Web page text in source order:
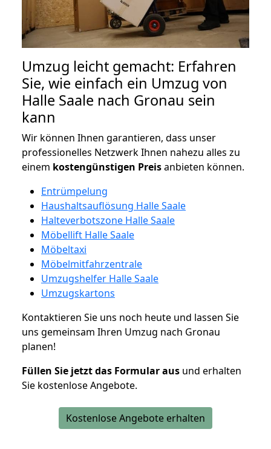
Umzug leicht gemacht: Erfahren
Sie, wie einfach ein Umzug von
Halle Saale nach Gronau sein
kann
Wir können Ihnen garantieren, dass unser
professionelles Netzwerk Ihnen nahezu alles zu
einem kostengünstigen Preisanbieten können.
Entrümpelung
Haushaltsauflösung Halle Saale
Halteverbotszone Halle Saale
Möbellift Halle Saale
Möbeltaxi
Möbelmitfahrzentrale
Umzugshelfer Halle Saale
Umzugskartons
Kontaktieren Sie uns noch heute und lassen Sie
uns gemeinsam Ihren Umzug nach Gronau
planen!
Füllen Sie jetzt das Formular aus und erhalten
Sie kostenlose Angebote.
Kostenlose Angebote erhalten